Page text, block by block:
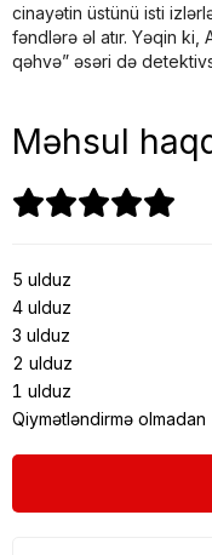
cinayətin üstünü isti
fəndlərə əl atır. Yəqin
qəhvə” əsəri də
Məhsul
5 ulduz
4 ulduz
3 ulduz
2 ulduz
1 ulduz
Qiymətləndirmə olmadan